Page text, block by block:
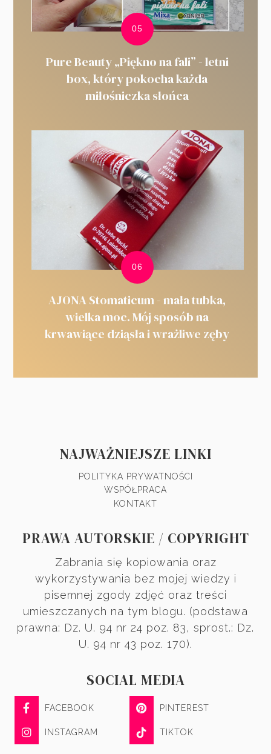
Pure Beauty „Piękno na fali” - letni
box, który pokocha każda
miłośniczka słońca
AJONA Stomaticum - mała tubka,
wielka moc. Mój sposób na
krwawiące dziąsła i wrażliwe zęby
NAJWAŻNIEJSZE LINKI
POLITYKA PRYWATNOŚCI
WSPÓŁPRACA
KONTAKT
PRAWA AUTORSKIE / COPYRIGHT
Zabrania się kopiowania oraz
wykorzystywania bez mojej wiedzy i
pisemnej zgody zdjęć oraz treści
umieszczanych na tym blogu. (podstawa
prawna: Dz. U. 94 nr 24 poz. 83, sprost.: Dz.
U. 94 nr 43 poz. 170).
SOCIAL MEDIA
FACEBOOK PINTEREST
INSTAGRAM TIKTOK